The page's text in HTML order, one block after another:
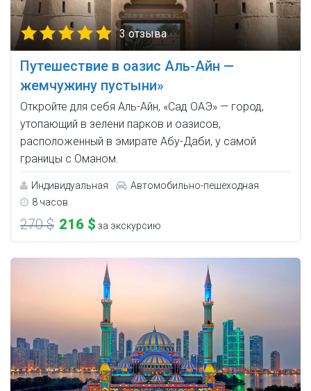
3 отзыва
Путешествие в оазис Аль-Айн —
жемчужину пустыни»
Откройте для себя Аль-Айн, «Сад ОАЭ» — город,
утопающий в зелени парков и оазисов,
расположенный в эмирате Абу-Даби, у самой
границы с Оманом.
Индивидуальная
Автомобильно-пешеходная
8 часов
270 $ 216 $ за экскурсию